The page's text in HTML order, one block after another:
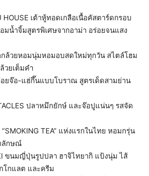
HOUSE เต้าหู้ทอดเกลือเนื้อคัสตาร์ดกรอบ
มน้ำจิ้มสูตรพิเศษจากอาม่า อร่อยจนแสง
กล้วยหอมนุ่มหอมอบสดใหม่ทุกวัน สไตล์โฮม
วยเต็มคำ
ยจ๊อ-แฮ่กึ๊นแบบโบราณ สูตรเด็ดสามย่าน
ปลาหมึกยักษ์ และจ๊อปูแน่นๆ รสจัด
TEA” แห่งแรกในไทย หอมกรุ่น
ลักษณ์
ขนมญี่ปุ่นรูปปลา ฮาจิไทยากิ แป้งนุ่ม ไส้
โกแลต และครีม